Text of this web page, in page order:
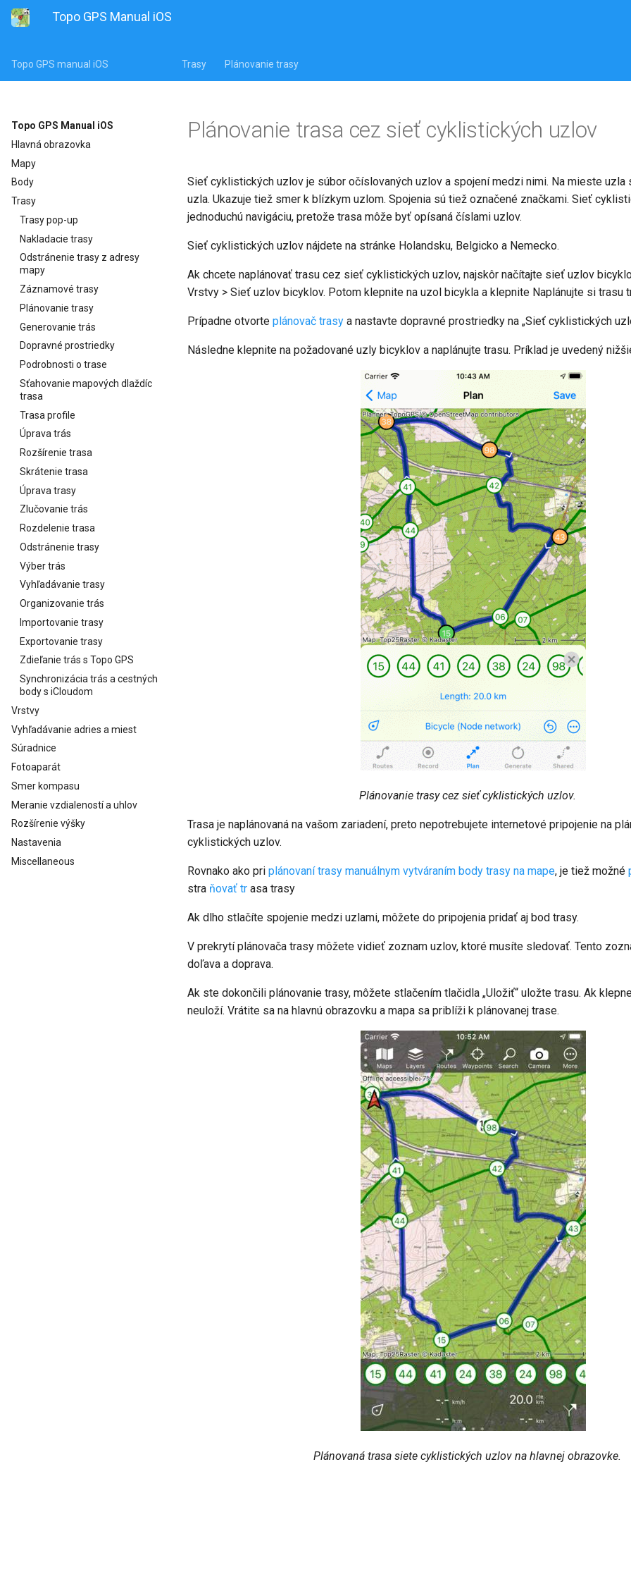
Topo GPS Manual iOS
Topo GPS manual iOS Trasy Plánovanie trasy
Topo GPS Manual iOS
Hlavná obrazovka
Mapy
Body
Trasy
Trasy pop-up
Nakladacie trasy
Odstránenie trasy z adresy
mapy
Záznamové trasy
Plánovanie trasy
Generovanie trás
Dopravné prostriedky
Podrobnosti o trase
Sťahovanie mapových dlaždíc
trasa
Trasa profile
Úprava trás
Rozšírenie trasa
Skrátenie trasa
Úprava trasy
Zlučovanie trás
Rozdelenie trasa
Odstránenie trasy
Výber trás
Vyhľadávanie trasy
Organizovanie trás
Importovanie trasy
Exportovanie trasy
Zdieľanie trás s Topo GPS
Synchronizácia trás a cestných
body s iCloudom
Vrstvy
Vyhľadávanie adries a miest
Súradnice
Fotoaparát
Smer kompasu
Meranie vzdialeností a uhlov
Rozšírenie výšky
Nastavenia
Miscellaneous
Plánovanie trasa cez sieť cyklistických uzlov
Sieť cyklistických uzlov je súbor očíslovaných uzlov a spojení medzi nimi. Na mieste
uzla. Ukazuje tiež smer k blízkym uzlom. Spojenia sú tiež označené značkami. Sieť
jednoduchú navigáciu, pretože trasa môže byť opísaná číslami uzlov.
Sieť cyklistických uzlov nájdete na stránke Holandsku, Belgicko a Nemecko.
Ak chcete naplánovať trasu cez sieť cyklistických uzlov, najskôr načítajte sieť uzlov
Vrstvy > Sieť uzlov bicyklov. Potom klepnite na uzol bicykla a klepnite Naplánujte si trasu
Prípadne otvorte plánovač trasy a nastavte dopravné prostriedky na „Sieť cyklistických
Následne klepnite na požadované uzly bicyklov a naplánujte trasu. Príklad je uvedený
Plánovanie trasy cez sieť cyklistických uzlov.
Trasa je naplánovaná na vašom zariadení, preto nepotrebujete internetové pripojenie na
cyklistických uzlov.
Rovnako ako pri plánovaní trasy manuálnym vytváraním body trasy na mape, je tiež možné
stra ňovať tr asa trasy
Ak dlho stlačíte spojenie medzi uzlami, môžete do pripojenia pridať aj bod trasy.
V prekrytí plánovača trasy môžete vidieť zoznam uzlov, ktoré musíte sledovať. Tento
doľava a doprava.
Ak ste dokončili plánovanie trasy, môžete stlačením tlačidla „Uložiť“ uložte trasu. Ak
neuloží. Vrátite sa na hlavnú obrazovku a mapa sa priblíži k plánovanej trase.
Plánovaná trasa siete cyklistických uzlov na hlavnej obrazovke.